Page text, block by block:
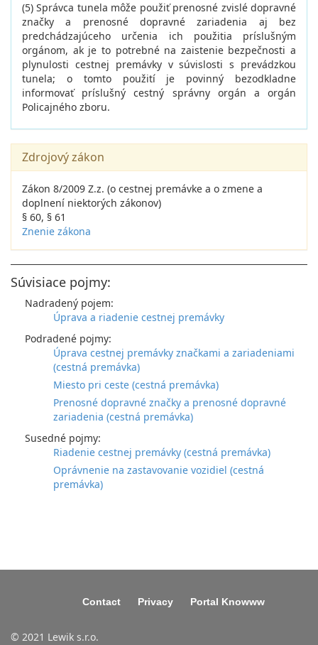
(5) Správca tunela môže použiť prenosné zvislé dopravné
značky a prenosné dopravné zariadenia aj bez
predchádzajúceho určenia ich použitia príslušným
orgánom, ak je to potrebné na zaistenie bezpečnosti a
plynulosti cestnej premávky v súvislosti s prevádzkou
tunela; o tomto použití je povinný bezodkladne
informovať príslušný cestný správny orgán a orgán
Policajného zboru.
Zdrojový zákon
Zákon 8/2009 Z.z. (o cestnej premávke a o zmene a
doplnení niektorých zákonov)
§ 60, § 61
Znenie zákona
Súvisiace pojmy:
Nadradený pojem:
Úprava a riadenie cestnej premávky
Podradené pojmy:
Úprava cestnej premávky značkami a zariadeniami
(cestná premávka)
Miesto pri ceste (cestná premávka)
Prenosné dopravné značky a prenosné dopravné
zariadenia (cestná premávka)
Susedné pojmy:
Riadenie cestnej premávky (cestná premávka)
Oprávnenie na zastavovanie vozidiel (cestná
premávka)
Contact Privacy Portal Knowww
© 2021 Lewik s.r.o.